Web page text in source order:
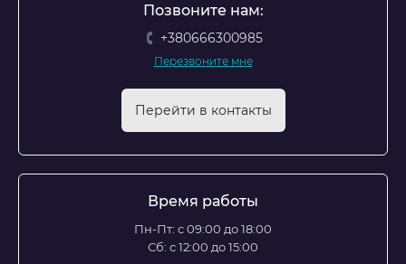
Позвоните нам:
+380666300985
Перезвоните мне
Перейти в контакты
Время работы
Пн-Пт: с 09:00 до 18:00
Сб: с 12:00 до 15:00